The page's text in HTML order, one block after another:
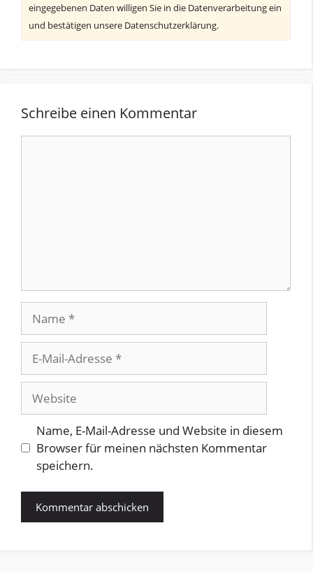
eingegebenen Daten willigen Sie in die Datenverarbeitung ein
und bestätigen unsere Datenschutzerklärung.
Schreibe einen Kommentar
Mail-
Adresse
Name, E-Mail-Adresse und Website in diesem
Browser für meinen nächsten Kommentar
speichern.